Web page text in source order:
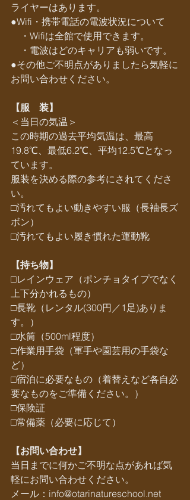
ライヤーはあります。
●Wifi・携帯電話の電波状況について
・Wifiは全館で使用できます。
・電波はどのキャリアも弱いです。
●その他ご不明点がありましたら気軽に
お問い合わせください。
【服　装】
＜当日の気温＞
この時期の過去平均気温は、最高
19.8℃、最低6.2℃、平均12.5℃となっ
ています。
服装を決める際の参考にされてくださ
い。
□汚れてもよい動きやすい服（長袖長ズ
ボン）
□汚れてもよい履き慣れた運動靴
【持ち物】
□レインウェア（ポンチョタイプでなく
上下分かれるもの）
□長靴（レンタル(300円／1足)ありま
す。）
□水筒（500ml程度）
□作業用手袋（軍手や園芸用の手袋な
ど）
□宿泊に必要なもの（着替えなど各自必
要なものをご準備ください。）
□保険証
□常備薬（必要に応じて）
【お問い合わせ】
当日までに何かご不明な点があれば気
軽にお問い合わせください。
メール：info@otarinatureschool.net